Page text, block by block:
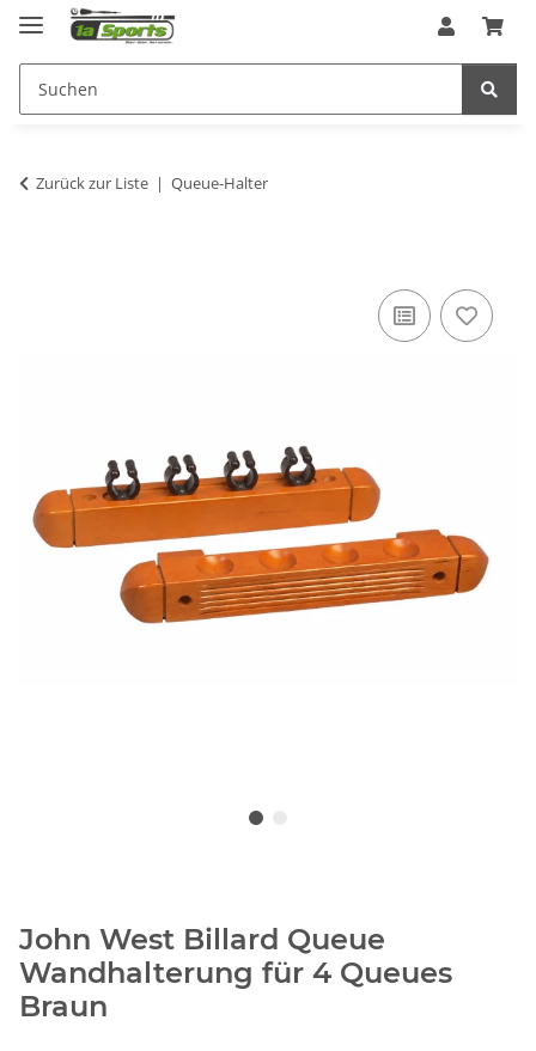
Zurück zur Liste Queue-Halter
John West Billard Queue
Wandhalterung für 4 Queues
Braun